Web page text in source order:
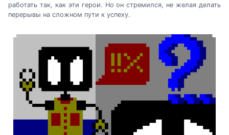
работать так, как эти герои. Но он стремился, не желая делать
перерывы на сложном пути к успеху.